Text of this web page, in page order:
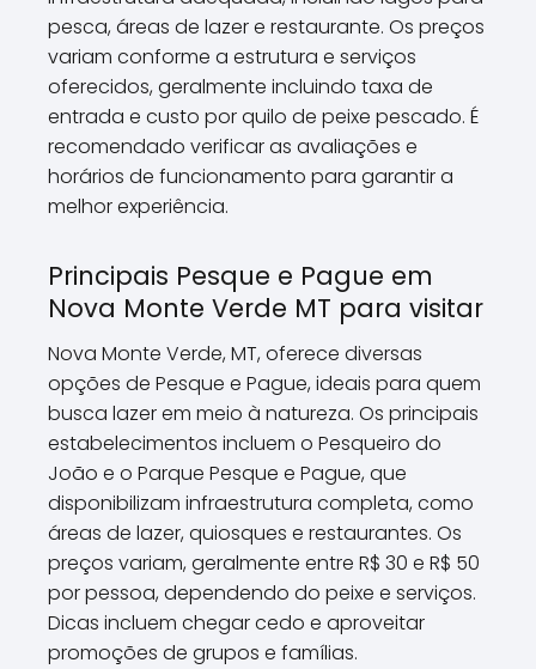
pesca, áreas de lazer e restaurante. Os preços
variam conforme a estrutura e serviços
oferecidos, geralmente incluindo taxa de
entrada e custo por quilo de peixe pescado. É
recomendado verificar as avaliações e
horários de funcionamento para garantir a
melhor experiência.
Principais Pesque e Pague em
Nova Monte Verde MT para visitar
Nova Monte Verde, MT, oferece diversas
opções de Pesque e Pague, ideais para quem
busca lazer em meio à natureza. Os principais
estabelecimentos incluem o Pesqueiro do
João e o Parque Pesque e Pague, que
disponibilizam infraestrutura completa, como
áreas de lazer, quiosques e restaurantes. Os
preços variam, geralmente entre R$ 30 e R$ 50
por pessoa, dependendo do peixe e serviços.
Dicas incluem chegar cedo e aproveitar
promoções de grupos e famílias.